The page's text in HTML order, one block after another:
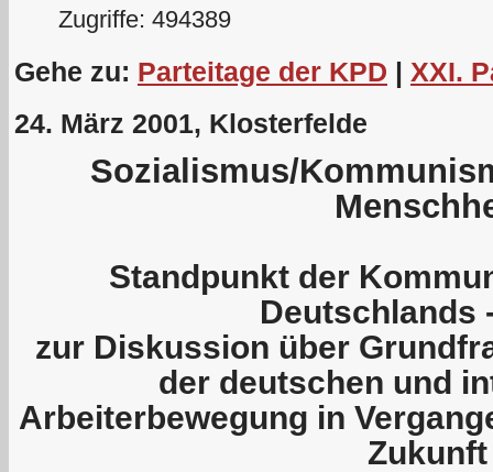
Zugriffe: 494389
Gehe zu: Parteitage der KPD | XXI.
24. März 2001, Klosterfelde
Sozialismus/
Standpunkt der
Deutschlands
zur Diskussion über
der deutschen und
Arbeiterbewegung in
Zukunft